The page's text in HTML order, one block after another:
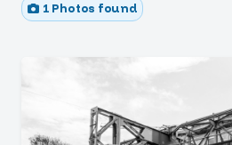
1 Photos found